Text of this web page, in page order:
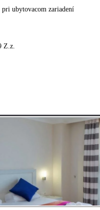
pri ubytovacom zariadení
Z.z.